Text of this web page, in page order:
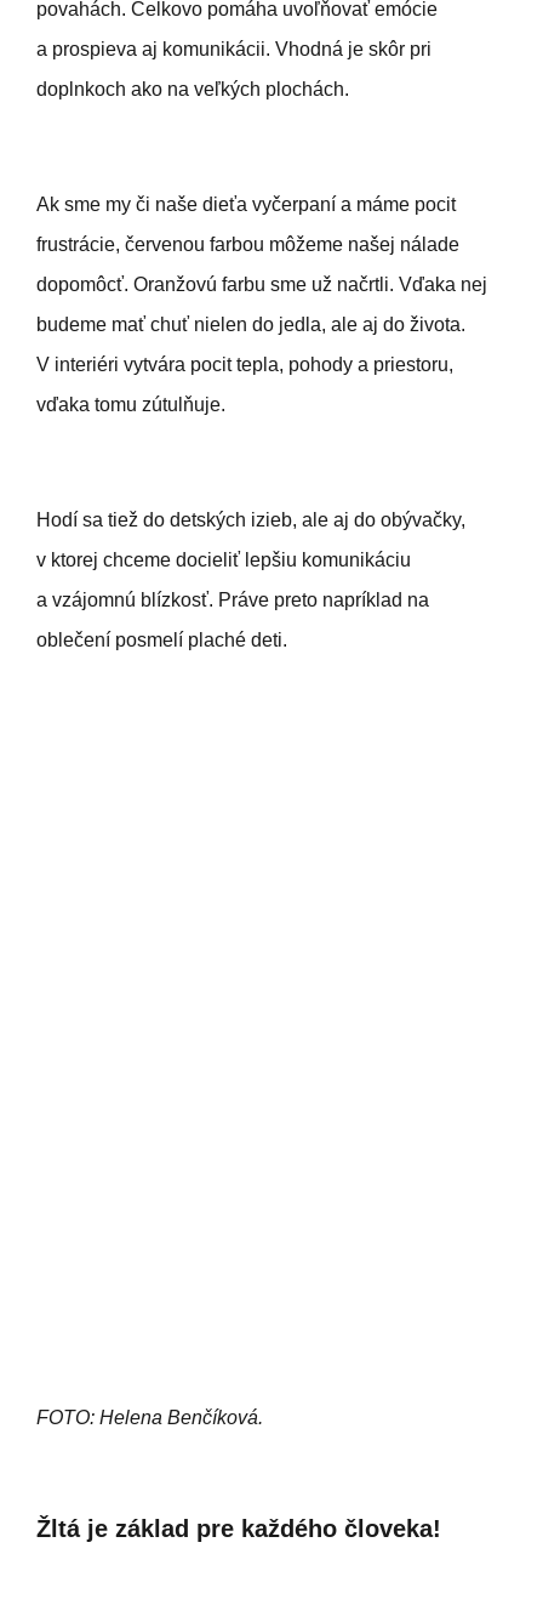
povahách. Celkovo pomáha uvoľňovať emócie
a prospieva aj komunikácii. Vhodná je skôr pri
doplnkoch ako na veľkých plochách.
Ak sme my či naše dieťa vyčerpaní a máme pocit
frustrácie, červenou farbou môžeme našej nálade
dopomôcť. Oranžovú farbu sme už načrtli. Vďaka nej
budeme mať chuť nielen do jedla, ale aj do života.
V interiéri vytvára pocit tepla, pohody a priestoru,
vďaka tomu zútulňuje.
Hodí sa tiež do detských izieb, ale aj do obývačky,
v ktorej chceme docieliť lepšiu komunikáciu
a vzájomnú blízkosť. Práve preto napríklad na
oblečení posmelí plaché deti.
FOTO: Helena Benčíková.
Žltá je základ pre každého človeka!